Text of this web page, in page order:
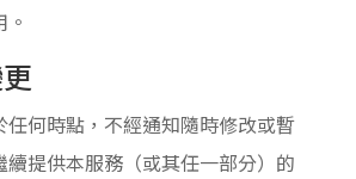
任何時點，不經通知隨時修改或暫
續提供本服務（或其任一部分）的